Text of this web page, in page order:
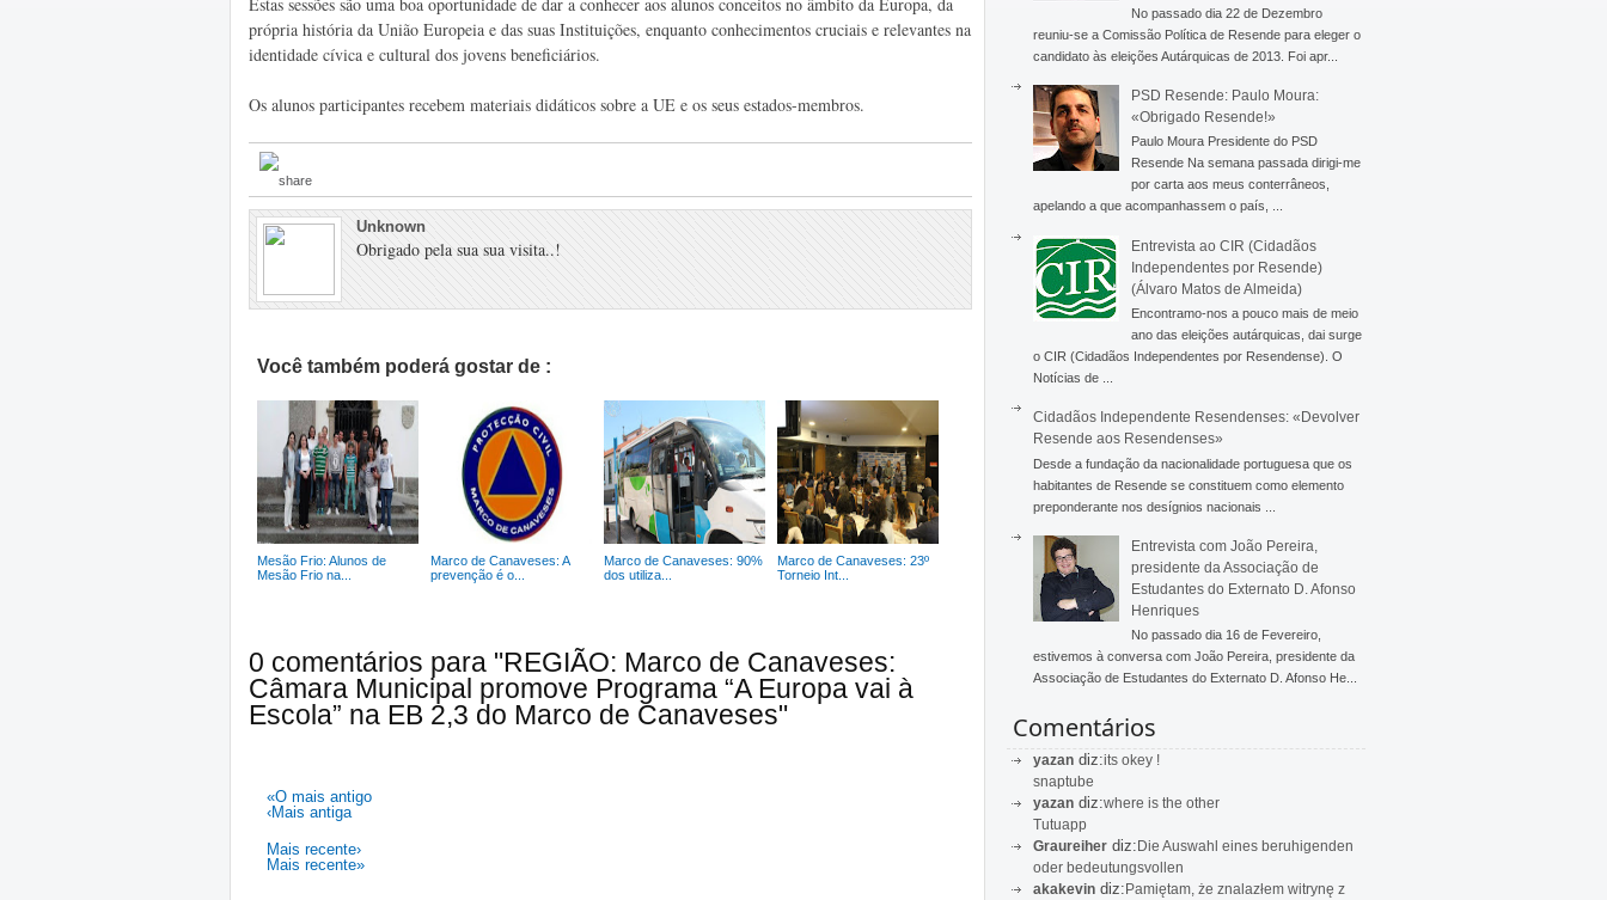
própria história da União Europeia e das suas Instituições, enquanto conhecimentos cruciais e relevantes na
identidade cívica e cultural dos jovens beneficiários.
Os alunos participantes recebem materiais didáticos sobre a UE e os seus estados-membros.
Unknown
Obrigado pela sua sua visita..!
Você também poderá gostar de :
Mesão Frio: Alunos de
Mesão Frio na...
Marco de Canaveses: A
prevenção é o...
Marco de Canaveses: 90%
dos utiliza...
Marco de Canaveses: 23º
Torneio Int...
0 comentários para "REGIÃO: Marco de Canaveses:
Câmara Municipal promove Programa “A Europa vai à
Escola” na EB 2,3 do Marco de Canaveses"
«O mais antigo
‹Mais antiga
Mais recente›
Mais recente»
No passado dia 22 de Dezembro
reuniu-se a Comissão Política de Resende para eleger o
candidato às eleições Autárquicas de 2013. Foi apr...
PSD Resende: Paulo Moura:
«Obrigado Resende!»
Paulo Moura Presidente do PSD
Resende Na semana passada dirigi-me
por carta aos meus conterrâneos,
apelando a que acompanhassem o país, ...
Entrevista ao CIR (Cidadãos
Independentes por Resende)
(Álvaro Matos de Almeida)
Encontramo-nos a pouco mais de meio
ano das eleições autárquicas, dai surge
o CIR (Cidadãos Independentes por Resendense). O
Notícias de ...
Cidadãos Independente Resendenses: «Devolver
Resende aos Resendenses»
Desde a fundação da nacionalidade portuguesa que os
habitantes de Resende se constituem como elemento
preponderante nos desígnios nacionais ...
Entrevista com João Pereira,
presidente da Associação de
Estudantes do Externato D. Afonso
Henriques
No passado dia 16 de Fevereiro,
estivemos à conversa com João Pereira, presidente da
Associação de Estudantes do Externato D. Afonso He...
Comentários
yazan diz:its okey !
snaptube
yazan diz:where is the other
Tutuapp
Graureiher diz:Die Auswahl eines beruhigenden
oder bedeutungsvollen
akakevin diz:Pamiętam, że znalazłem witrynę z